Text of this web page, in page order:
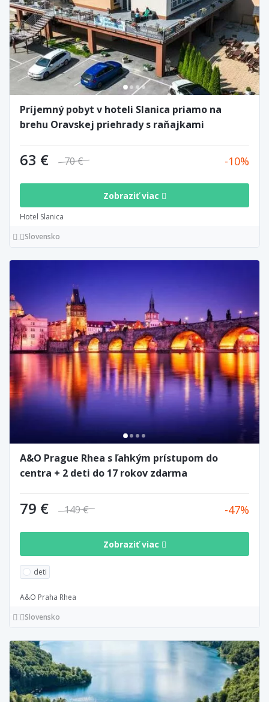
Príjemný pobyt v hoteli Slanica priamo na
brehu Oravskej priehrady s raňajkami
63 € 70 € 10
Zobraziť viac
Hotel Slanica
Slovensko
A&O Prague Rhea s ľahkým prístupom do
centra + 2 deti do 17 rokov zdarma
79 € 149 € 47
Zobraziť viac
deti
A&O Praha Rhea
Slovensko